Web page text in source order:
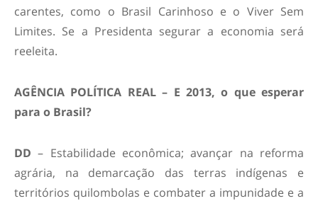
carentes, como o Brasil Carinhoso e o Viver Sem
Limites. Se a Presidenta segurar a economia será
reeleita.
AGÊNCIA POLÍTICA REAL – E 2013, o que esperar
para o Brasil?
DD – Estabilidade econômica; avançar na reforma
agrária, na demarcação das terras indígenas e
territórios quilombolas e combater a impunidade e a